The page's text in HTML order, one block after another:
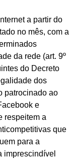
a partir do
no mês, com a
da rede (art. 9º
do Decreto
dos
patrocinado ao
e
respeitem a
que
para a
imprescindível